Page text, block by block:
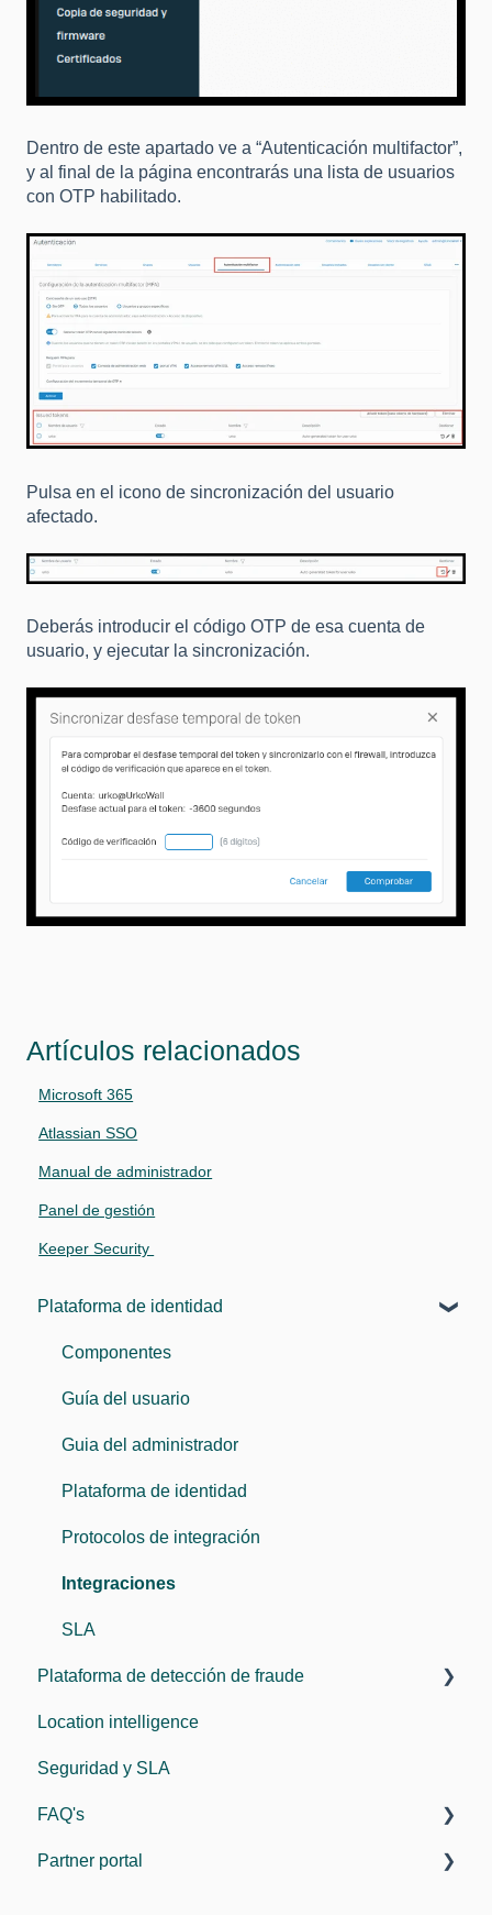
Dentro de este apartado ve a “Autenticación multifactor”,
y al final de la página encontrarás una lista de usuarios
con OTP habilitado.
Pulsa en el icono de sincronización del usuario
afectado.
Deberás introducir el código OTP de esa cuenta de
usuario, y ejecutar la sincronización.
Artículos relacionados
Microsoft 365
Atlassian SSO
Manual de administrador
Panel de gestión
Keeper Security
Plataforma de identidad
Componentes
Guía del usuario
Guia del administrador
Plataforma de identidad
Protocolos de integración
Integraciones
SLA
Plataforma de detección de fraude
Manuales
Desarrolladores
SDK
SLA
Location intelligence
Seguridad y SLA
FAQ's
General
Partner portal